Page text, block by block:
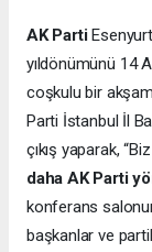
AK PartiEsenyurt
yıldönümünü 14
coşkulu bir
Parti İstanbul İl
çıkış yaparak,
daha AK Parti
konferans
başkanlar ve